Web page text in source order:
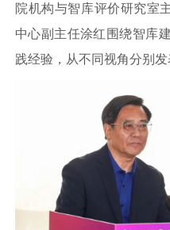
院机构与智库评价研究室
中心副主任涂红围绕智库
践经验，从不同视角分别发